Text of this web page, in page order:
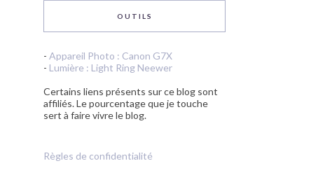
OUTILS
- Appareil Photo : Canon G7X
- Lumière : Light Ring Neewer
Certains liens présents sur ce blog sont
affiliés. Le pourcentage que je touche
sert à faire vivre le blog.
Règles de confidentialité